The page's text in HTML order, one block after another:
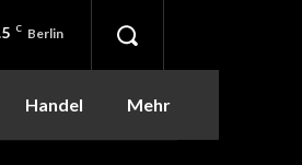
C Berlin
Handel Mehr